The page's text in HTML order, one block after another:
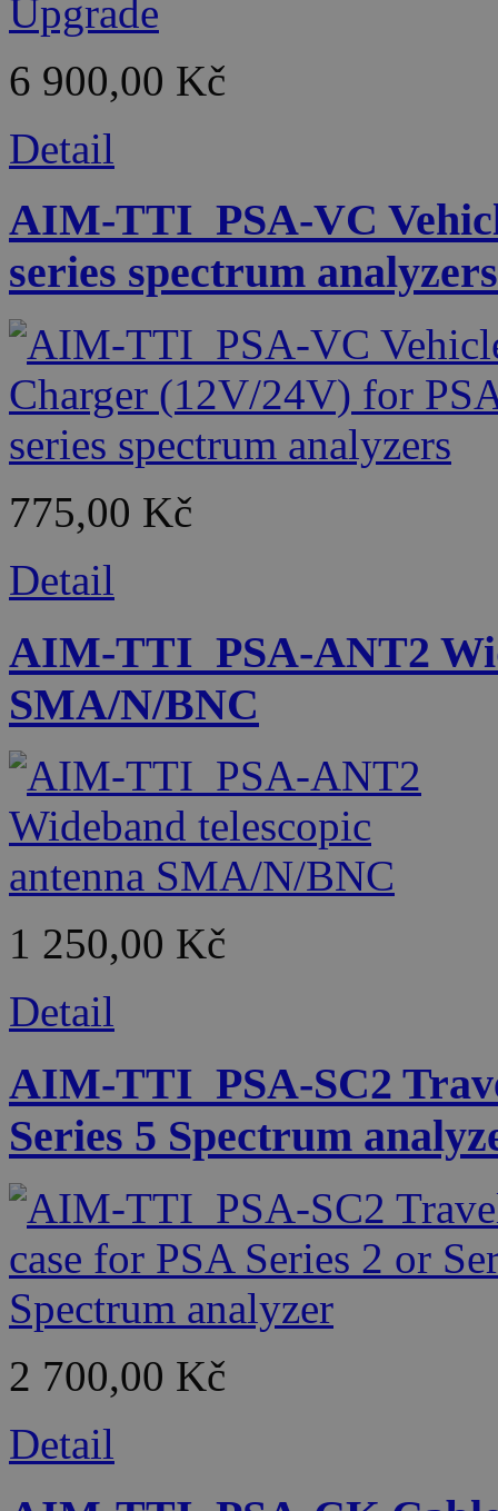
6 900,00 Kč
Detail
AIM-TTI_PSA-VC
series spectrum analyzers
775,00 Kč
Detail
AIM-TTI_PSA-ANT2
SMA/N/BNC
1 250,00 Kč
Detail
AIM-TTI_PSA-SC2
Series 5 Spectrum
2 700,00 Kč
Detail